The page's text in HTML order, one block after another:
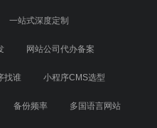
一站式深度定制
网站公司代办备案
找谁 小程序CMS选型
备份频率 多国语言网站